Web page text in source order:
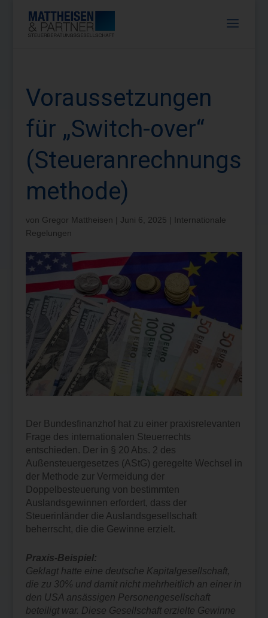
Voraussetzungen
für „Switch-over“
(Steueranrechnungs
methode)
von Gregor Mattheisen Juni 6, 2025
Internationale
Regelungen
Der Bundesfinanzhof hat zu einer praxisrelevanten
Frage des internationalen Steuerrechts
entschieden. Der in § 20 Abs. 2 des
Außensteuergesetzes (AStG) geregelte Wechsel in
der Methode zur Vermeidung der
Doppelbesteuerung von bestimmten
Auslandsgewinnen erfordert, dass der
Steuerinländer die Auslandsgesellschaft
beherrscht, die die Gewinne erzielt.
Praxis-Beispiel:
Geklagt hatte eine deutsche Kapitalgesellschaft,
die zu 30% und damit nicht mehrheitlich an einer in
den USA ansässigen Personengesellschaft
beteiligt war. Diese Gesellschaft erzielte Gewinne